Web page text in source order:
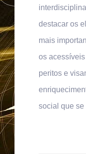
destacar os
mais
os
peritos e
social que se